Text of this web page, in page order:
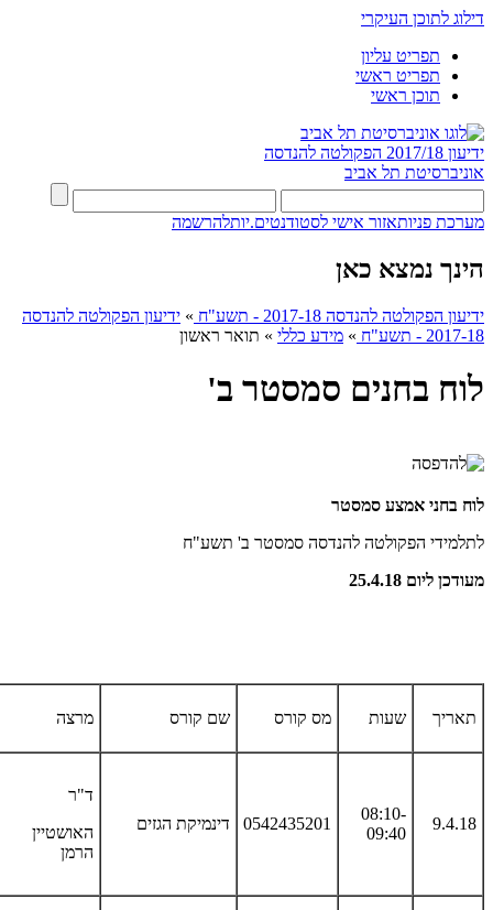
דילוג לתוכן העיקרי
תפריט עליון
תפריט ראשי
תוכן ראשי
ידיעון 2017/18
הפקולטה להנדסה
אוניברסיטת תל אביב
מערכת פניותאזור אישי לסטודנטים.יותלהרשמה
הינך נמצא כאן
ידיעון הפקולטה להנדסה 2017-18 - תשע"ח » ידיעון הפקולטה להנדסה
2017-18 - תשע"ח
» מידע כללי » תואר ראשון
לוח בחנים סמסטר ב'
לוח בחני אמצע סמסטר
לתלמידי הפקולטה להנדסה סמסטר ב' תשע"ח
מעודכן ליום 25.4.18
תאריך שעות מס קורס שם קורס מרצה
9.4.18
08:10-
09:40
0542435201 דינמיקת הגזים
ד"ר
האושטיין
הרמן